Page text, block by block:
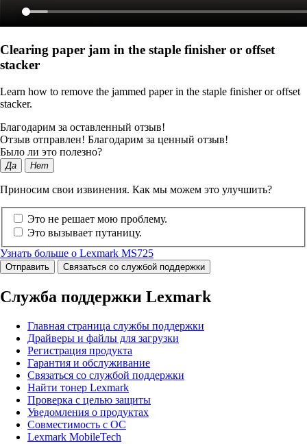
Clearing paper jam in the staple finisher or offset
stacker
Learn how to remove the jammed paper in the staple finisher or offset
stacker.
Благодарим за оставленный отзыв!
Отзыв отправлен! Благодарим за ценный отзыв!
Было ли это полезно?
Да Нет
Приносим свои извинения. Как мы можем это улучшить?
Это не решает мою проблему.
Это вызывает путаницу.
Узнать больше о Lexmark MS725
Отправить Связаться со службой поддержки
Служба поддержки Lexmark
Главная страница службы поддержки
Драйверы и файлы для загрузки
Регистрация продукта
Гарантия и обслуживание
Связаться со службой поддержки
Найти тонер Lexmark
Проверка с целью защиты
Уведомления о продуктах
Совместимость с ОС
Lexmark MobileTech